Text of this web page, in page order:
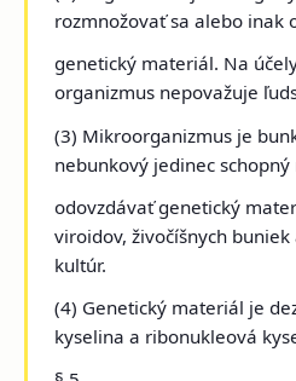
rozmnožovať sa alebo inak
genetický materiál. Na
organizmus nepovažuje
(3) Mikroorganizmus je
nebunkový jedinec schopný
odovzdávať genetický
viroidov, živočíšnych
kultúr.
(4) Genetický materiál je
kyselina a ribonukleová